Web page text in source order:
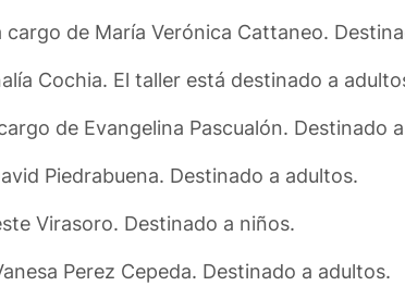
de María Verónica Cattaneo.
Cochia. El taller está destinado a
de Evangelina Pascualón. Destinado
Piedrabuena. Destinado a adultos.
Virasoro. Destinado a niños.
Perez Cepeda. Destinado a adultos.